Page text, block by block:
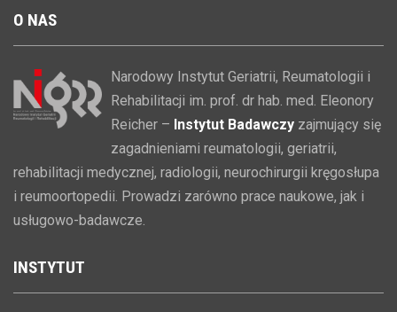
O NAS
Narodowy Instytut Geriatrii, Reumatologii i
Rehabilitacji im. prof. dr hab. med. Eleonory
Reicher – Instytut Badawczy zajmujący się
zagadnieniami reumatologii, geriatrii,
rehabilitacji medycznej, radiologii, neurochirurgii kręgosłupa
i reumoortopedii. Prowadzi zarówno prace naukowe, jak i
usługowo-badawcze.
INSTYTUT